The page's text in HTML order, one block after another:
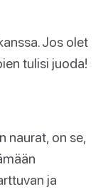
Jos olet
tulisi juoda!
naurat, on se,
ja